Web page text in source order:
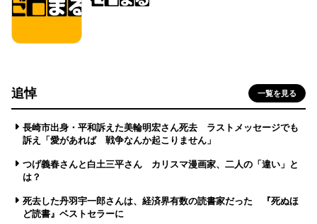
追悼 一覧を見る
長崎市出身・平和訴えた美輪明宏さん死去 ラストメッセージでも
訴え「愛があれば 戦争なんか起こりません」
つげ義春さんと白土三平さん カリスマ漫画家、二人の「違い」と
は？
死去した丹羽宇一郎さんは、経済界有数の読書家だった 『死ぬほ
ど読書』ベストセラーに